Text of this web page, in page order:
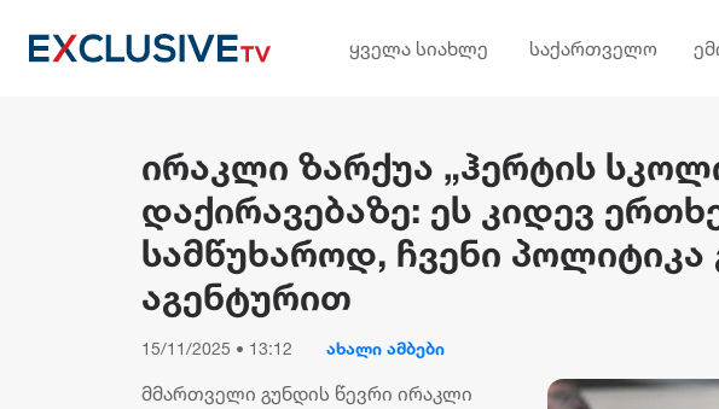
ყველა სიახლე საქართველო
ირაკლი ზარქუა „ჰერტის
დაქირავებაზე: ეს კიდევ
სამწუხაროდ, ჩვენი პოლიტიკა
აგენტურით
15/11/2025 • 13:12 ახალი ამბები
მმართველი გუნდის წევრი ირაკლი